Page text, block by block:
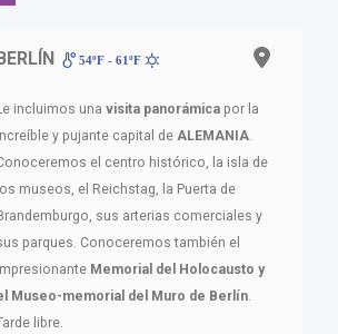
54ºF - 61ºF
incluimos una visita panorámica por la
y pujante capital de ALEMANIA
el centro histórico, la isla de
los museos, el Reichstag, la Puerta de
sus arterias comerciales y
parques. Conoceremos también el
Memorial del Holocausto y
Museo-memorial del Muro de Berlín
libre.